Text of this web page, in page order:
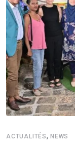
ACTUALITÉS, NEWS